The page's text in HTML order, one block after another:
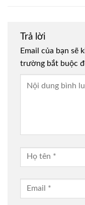
Trả lời
Email của bạn sẽ
trường bắt buộc